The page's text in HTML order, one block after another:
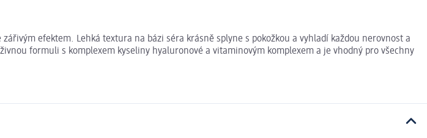
efektem. Lehká textura na bázi séra krásně splyne s pokožkou a vyhladí každou nerovnost a
formuli s komplexem kyseliny hyaluronové a vitaminovým komplexem a je vhodný pro všechny